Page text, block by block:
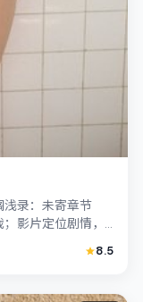
浅录：未寄章节
影片定位剧情，
8.5